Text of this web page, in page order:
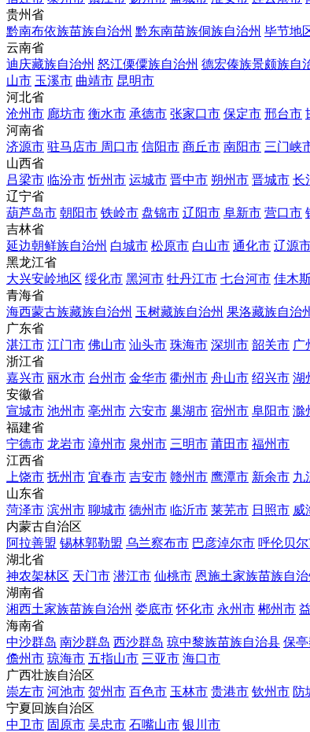
贵州省
黔南布依族苗族自治州 黔东南苗族侗族自治州 毕节地
云南省
迪庆藏族自治州 怒江傈僳族自治州 德宏傣族景颇族自
山市 玉溪市 曲靖市 昆明市
河北省
沧州市 廊坊市 衡水市 承德市 张家口市 保定市 邢台市
河南省
济源市 驻马店市 周口市 信阳市 商丘市 南阳市 三门峡
山西省
吕梁市 临汾市 忻州市 运城市 晋中市 朔州市 晋城市 长
辽宁省
葫芦岛市 朝阳市 铁岭市 盘锦市 辽阳市 阜新市 营口市
吉林省
延边朝鲜族自治州 白城市 松原市 白山市 通化市 辽源
黑龙江省
大兴安岭地区 绥化市 黑河市 牡丹江市 七台河市 佳木
青海省
海西蒙古族藏族自治州 玉树藏族自治州 果洛藏族自治
广东省
湛江市 江门市 佛山市 汕头市 珠海市 深圳市 韶关市 广
浙江省
嘉兴市 丽水市 台州市 金华市 衢州市 舟山市 绍兴市 湖
安徽省
宣城市 池州市 亳州市 六安市 巢湖市 宿州市 阜阳市 滁
福建省
宁德市 龙岩市 漳州市 泉州市 三明市 莆田市 福州市
江西省
上饶市 抚州市 宜春市 吉安市 赣州市 鹰潭市 新余市 九
山东省
菏泽市 滨州市 聊城市 德州市 临沂市 莱芜市 日照市 威
内蒙古自治区
阿拉善盟 锡林郭勒盟 乌兰察布市 巴彦淖尔市 呼伦贝
湖北省
神农架林区 天门市 潜江市 仙桃市 恩施土家族苗族自治
湖南省
湘西土家族苗族自治州 娄底市 怀化市 永州市 郴州市
海南省
中沙群岛 南沙群岛 西沙群岛 琼中黎族苗族自治县 保
儋州市 琼海市 五指山市 三亚市 海口市
广西壮族自治区
崇左市 河池市 贺州市 百色市 玉林市 贵港市 钦州市 防
宁夏回族自治区
中卫市 固原市 吴忠市 石嘴山市 银川市